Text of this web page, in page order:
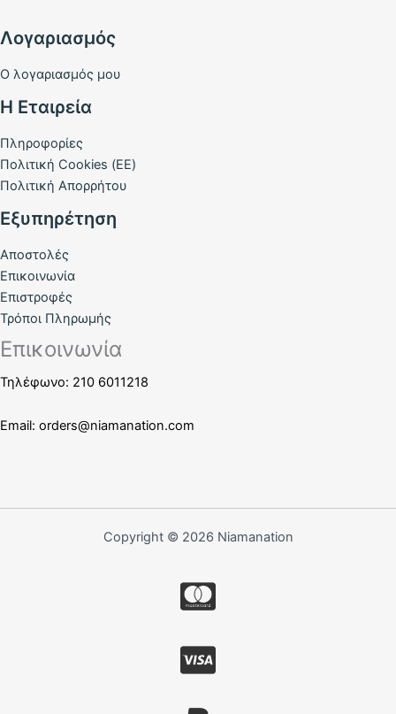
Λογαριασμός
Ο λογαριασμός μου
Η Εταιρεία
Πληροφορίες
Πολιτική Cookies (ΕΕ)
Πολιτική Απορρήτου
Εξυπηρέτηση
Αποστολές
Επικοινωνία
Επιστροφές
Τρόποι Πληρωμής
Επικοινωνία
Τηλέφωνο: 210 6011218
Email: orders@niamanation.com
Copyright © 2026 Niamanation